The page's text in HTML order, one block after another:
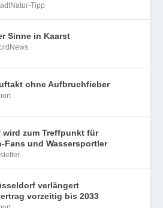
Tipp
Sinne in Kaarst
ohne Aufbruchfieber
wird zum Treffpunkt für
Fans und Wassersportler
verlängert
vorzeitig bis 2033